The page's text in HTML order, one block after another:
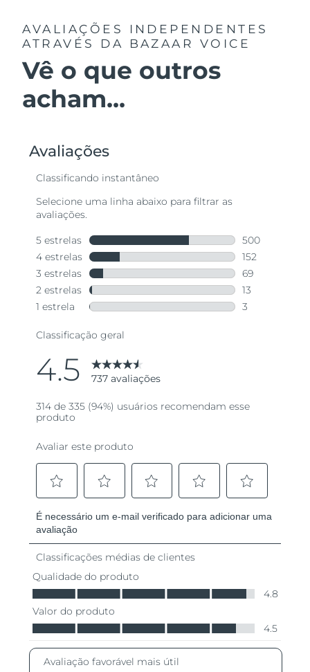
AVALIAÇÕES INDEPENDENTES
ATRAVÉS DA BAZAAR VOICE
Vê o que outros
acham...